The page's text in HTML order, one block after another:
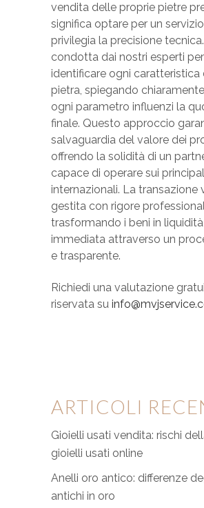
vendita delle proprie pietre
significa optare per un
privilegia la precisione tecnica.
condotta dai nostri esperti
identificare ogni caratteristica
pietra, spiegando
ogni parametro influenzi la
finale. Questo approccio
salvaguardia del valore dei
offrendo la solidità di un
capace di operare sui
internazionali. La transazione
gestita con rigore
trasformando i beni in liquidità
immediata attraverso un
e trasparente.
Richiedi una valutazione
riservata su
ARTICOLI
Gioielli usati vendita: rischi
gioielli usati online
Anelli oro antico: differenze
antichi in oro